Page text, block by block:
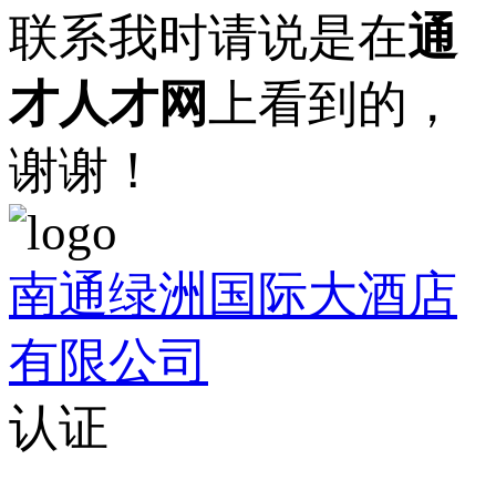
联系我时请说是在通
才人才网
上看到的，
谢谢！
南通绿洲国际大酒店
有限公司
认证